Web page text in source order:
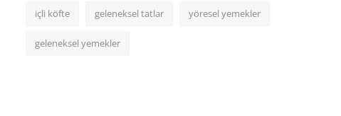
içli köfte geleneksel tatlar yöresel yemekler
geleneksel yemekler